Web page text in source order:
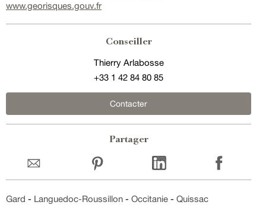
www.georisques.gouv.fr
Conseiller
Thierry Arlabosse
+33 1 42 84 80 85
Contacter
Partager
Gard - Languedoc-Roussillon - Occitanie - Quissac